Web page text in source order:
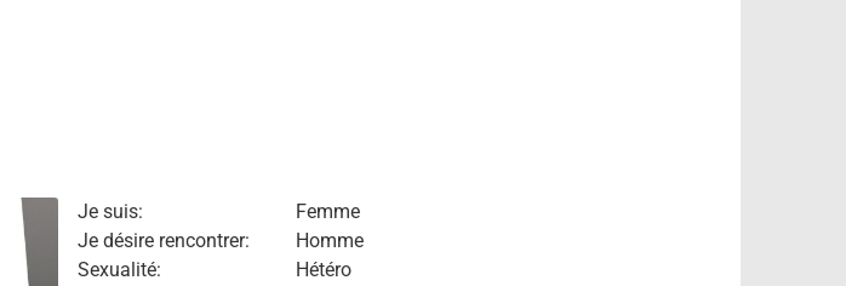
Je suis:
Femme
Je désire rencontrer:
Homme
Sexualité:
Hétéro